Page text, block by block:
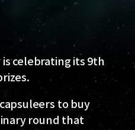
celebrating its 9th
to buy
round that